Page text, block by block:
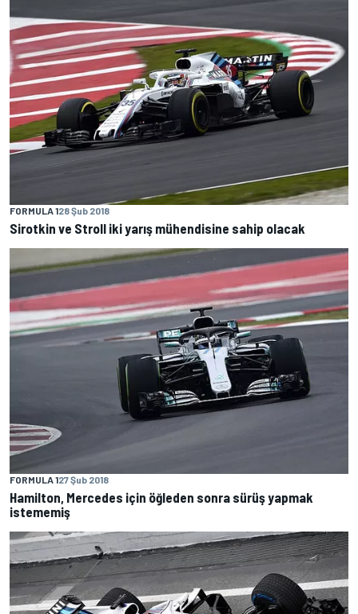
FORMULA 128 Şub 2018
Sirotkin ve Stroll iki yarış mühendisine sahip olacak
FORMULA 127 Şub 2018
Hamilton, Mercedes için öğleden sonra sürüş yapmak
istememiş